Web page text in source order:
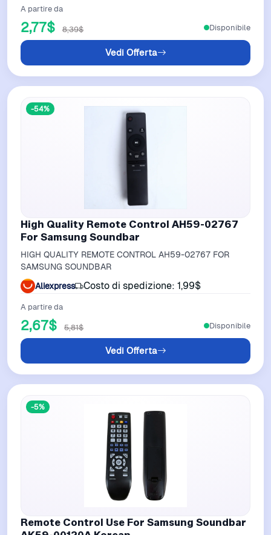
A partire da
2,77$ 8,39$
Vedi Offerta
Disponibile
-54%
High Quality Remote Control AH59-02767
For Samsung Soundbar
HIGH QUALITY REMOTE CONTROL AH59-02767 FOR
SAMSUNG SOUNDBAR
Aliexpress
Costo di spedizione: 1,99$
A partire da
2,67$ 5,81$
Vedi Offerta
Disponibile
-5%
Remote Control Use For Samsung Soundbar